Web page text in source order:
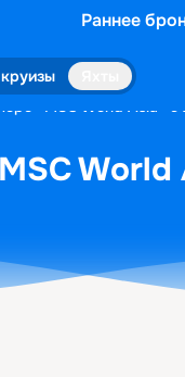
Раннее
«MSC World Asia»
World